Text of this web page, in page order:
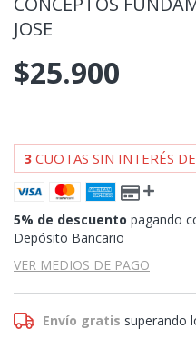
JOSE
$25.900
3 CUOTAS SIN INTERÉS DE
5% de descuento pagando
Depósito Bancario
VER MEDIOS DE PAGO
Envío gratis superando